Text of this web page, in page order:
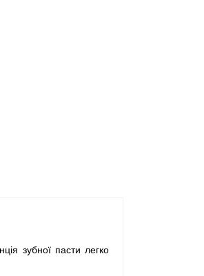
зубної пасти легко